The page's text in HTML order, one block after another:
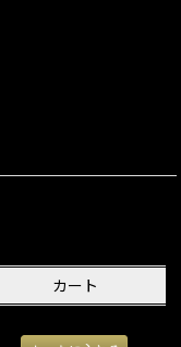
カート